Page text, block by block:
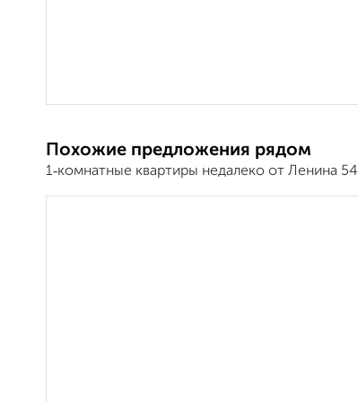
Похожие предложения рядом
1‑комнатные квартиры недалеко от Ленина 54